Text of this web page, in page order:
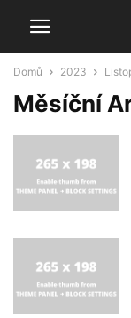
Domů 2023
Měsíční